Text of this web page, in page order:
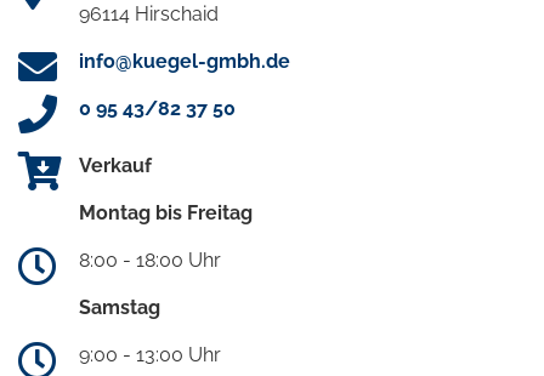
96114 Hirschaid
info@kuegel-gmbh.de
0 95 43/82 37 50
Verkauf
Montag bis Freitag
8:00 - 18:00 Uhr
Samstag
9:00 - 13:00 Uhr